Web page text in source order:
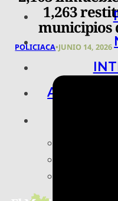
ARTE,
1,263
municipios
POLICIACA•JUNIO 14, 2026